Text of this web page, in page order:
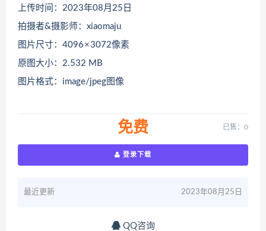
上传时间：2023年08月25日
拍摄者&摄影师：xiaomaju
图片尺寸：4096 × 3072像素
原图大小：2.532 MB
图片格式：image/jpeg图像
免费 已售：0
登录下载
最近更新 2023年08月25日
QQ咨询